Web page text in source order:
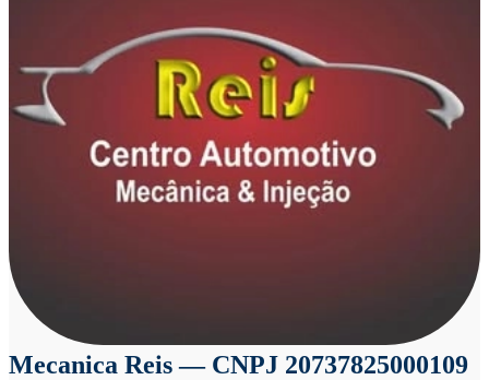
Mecanica Reis— CNPJ 20737825000109